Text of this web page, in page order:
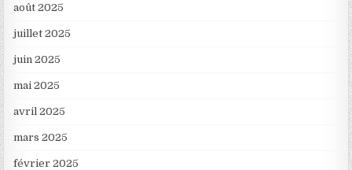
août 2025
juillet 2025
juin 2025
mai 2025
avril 2025
mars 2025
février 2025